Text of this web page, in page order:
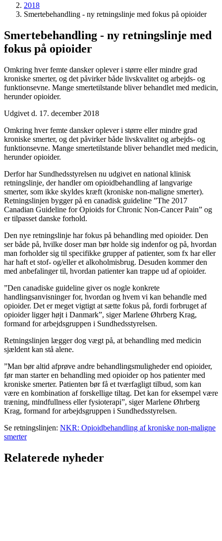
2018
Smertebehandling - ny retningslinje med fokus på opioider
Smertebehandling - ny retningslinje med
fokus på opioider
Omkring hver femte dansker oplever i større eller mindre grad
kroniske smerter, og det påvirker både livskvalitet og arbejds- og
funktionsevne. Mange smertetilstande bliver behandlet med medicin,
herunder opioider.
Udgivet d. 17. december 2018
Omkring hver femte dansker oplever i større eller mindre grad
kroniske smerter, og det påvirker både livskvalitet og arbejds- og
funktionsevne. Mange smertetilstande bliver behandlet med medicin,
herunder opioider.
Derfor har Sundhedsstyrelsen nu udgivet en national klinisk
retningslinje, der handler om opioidbehandling af langvarige
smerter, som ikke skyldes kræft (kroniske non-maligne smerter).
Retningslinjen bygger på en canadisk guideline ”The 2017
Canadian Guideline for Opioids for Chronic Non-Cancer Pain” og
er tilpasset danske forhold.
Den nye retningslinje har fokus på behandling med opioider. Den
ser både på, hvilke doser man bør holde sig indenfor og på, hvordan
man forholder sig til specifikke grupper af patienter, som fx har eller
har haft et stof- og/eller et alkoholmisbrug. Desuden kommer den
med anbefalinger til, hvordan patienter kan trappe ud af opioider.
”Den canadiske guideline giver os nogle konkrete
handlingsanvisninger for, hvordan og hvem vi kan behandle med
opioider. Det er meget vigtigt at sætte fokus på, fordi forbruget af
opioider ligger højt i Danmark”, siger Marlene Øhrberg Krag,
formand for arbejdsgruppen i Sundhedsstyrelsen.
Retningslinjen lægger dog vægt på, at behandling med medicin
sjældent kan stå alene.
”Man bør altid afprøve andre behandlingsmuligheder end opioider,
før man starter en behandling med opioider op hos patienter med
kroniske smerter. Patienten bør få et tværfagligt tilbud, som kan
være en kombination af forskellige tiltag. Det kan for eksempel være
træning, mindfullness eller fysioterapi”, siger Marlene Øhrberg
Krag, formand for arbejdsgruppen i Sundhedsstyrelsen.
Se retningslinjen: NKR: Opioidbehandling af kroniske non-maligne
smerter
Relaterede nyheder